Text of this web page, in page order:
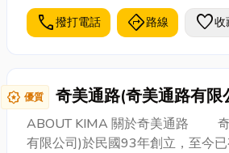
等call撥打電話 directions路線 favorite收
award_star 優質 奇美通路(奇美通路有限
ABOUT KIMA 關於奇美通路 奇美通路(奇美通路
有限公司)於民國93年創立，至今已